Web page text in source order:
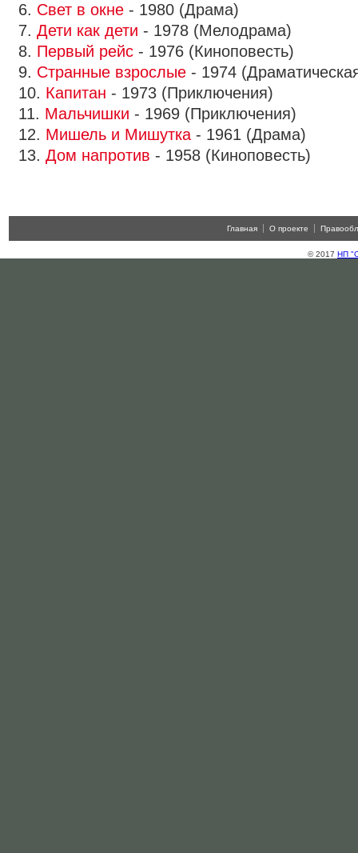
6. Свет в окне - 1980 (Драма)
7. Дети как дети - 1978 (Мелодрама)
8. Первый рейс - 1976 (Киноповесть)
9. Странные взрослые - 1974
10. Капитан - 1973 (Приключения)
11. Мальчишки - 1969 (Приключения)
12. Мишель и Мишутка - 1961 (Драма)
13. Дом напротив - 1958 (Киноповесть)
Главная О проекте
© 2017 НП